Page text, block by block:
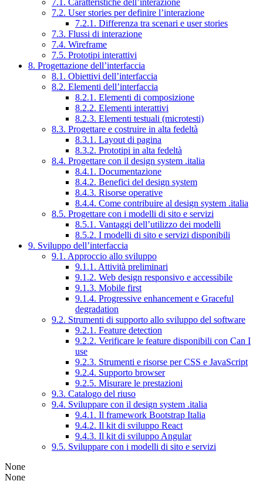
7.1. Caratteristiche dell’interazione
7.2. User stories per definire l’interazione
7.2.1. Differenza tra scenari e user stories
7.3. Flussi di interazione
7.4. Wireframe
7.5. Prototipi interattivi
8. Progettazione dell’interfaccia
8.1. Obiettivi dell’interfaccia
8.2. Elementi dell’interfaccia
8.2.1. Elementi di composizione
8.2.2. Elementi interattivi
8.2.3. Elementi testuali (microtesti)
8.3. Progettare e costruire in alta fedeltà
8.3.1. Layout di pagina
8.3.2. Prototipi in alta fedeltà
8.4. Progettare con il design system .italia
8.4.1. Documentazione
8.4.2. Benefici del design system
8.4.3. Risorse operative
8.4.4. Come contribuire al design system .italia
8.5. Progettare con i modelli di sito e servizi
8.5.1. Vantaggi dell’utilizzo dei modelli
8.5.2. I modelli di sito e servizi disponibili
9. Sviluppo dell’interfaccia
9.1. Approccio allo sviluppo
9.1.1. Attività preliminari
9.1.2. Web design responsivo e accessibile
9.1.3. Mobile first
9.1.4. Progressive enhancement e Graceful
degradation
9.2. Strumenti di supporto allo sviluppo del software
9.2.1. Feature detection
9.2.2. Verificare le feature disponibili con Can I
use
9.2.3. Strumenti e risorse per CSS e JavaScript
9.2.4. Supporto browser
9.2.5. Misurare le prestazioni
9.3. Catalogo del riuso
9.4. Sviluppare con il design system .italia
9.4.1. Il framework Bootstrap Italia
9.4.2. Il kit di sviluppo React
9.4.3. Il kit di sviluppo Angular
9.5. Sviluppare con i modelli di sito e servizi
None
None